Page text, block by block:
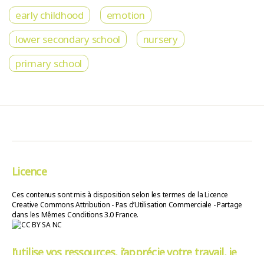
early childhood
emotion
lower secondary school
nursery
primary school
Licence
Ces contenus sont mis à disposition selon les termes de la Licence
Creative Commons Attribution - Pas d’Utilisation Commerciale - Partage
dans les Mêmes Conditions 3.0 France.